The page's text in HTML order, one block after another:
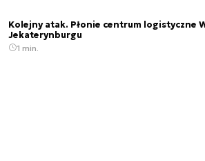
Kolejny atak. Płonie centrum logistyczne
Jekaterynburgu
1 min.